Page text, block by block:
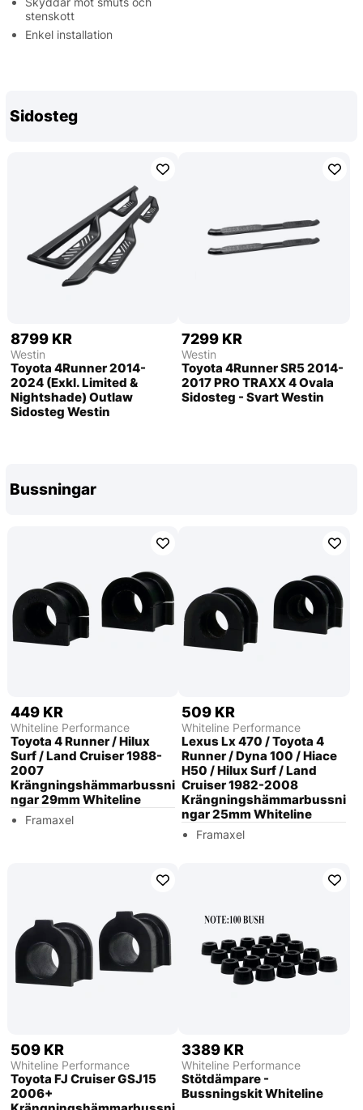
stenskott
Enkel installation
Sidosteg
8799 KR
Westin
Toyota 4Runner 2014-
2024 (Exkl. Limited &
Nightshade) Outlaw
Sidosteg Westin
7299 KR
Westin
Toyota 4Runner SR5 2014-
2017 PRO TRAXX 4 Ovala
Sidosteg - Svart Westin
Bussningar
449 KR
Whiteline Performance
Toyota 4 Runner / Hilux
Surf / Land Cruiser 1988-
2007
Krängningshämmarbussni
ngar 29mm Whiteline
Framaxel
509 KR
Whiteline Performance
Lexus Lx 470 / Toyota 4
Runner / Dyna 100 / Hiace
H50 / Hilux Surf / Land
Cruiser 1982-2008
Krängningshämmarbussni
ngar 25mm Whiteline
Framaxel
509 KR
Whiteline Performance
Toyota FJ Cruiser GSJ15
2006+
3389 KR
Whiteline Performance
Stötdämpare -
Bussningskit Whiteline